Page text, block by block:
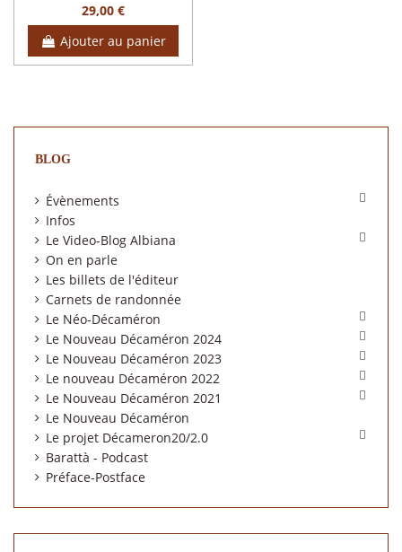
29,00 €
Ajouter au panier
BLOG
Évènements 
Infos
Le Video-Blog Albiana

On en parle
Les billets de l'éditeur
Carnets de randonnée
Le Néo-Décaméron

Le Nouveau Décaméron 2024 
Le Nouveau Décaméron 2023 
Le nouveau Décaméron 2022 
Le Nouveau Décaméron 2021 
Le Nouveau Décaméron
Le projet Décameron20/2.0

Barattà - Podcast
Préface-Postface